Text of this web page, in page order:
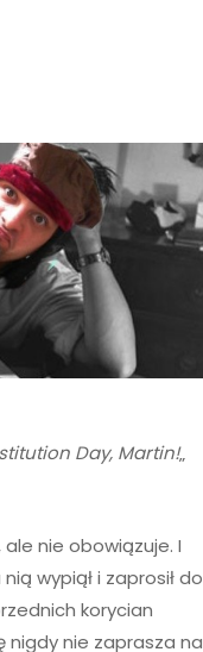
Day, Martin!„
nie obowiązuje. I
wypiął i zaprosił do
korycian
nigdy nie zaprasza na